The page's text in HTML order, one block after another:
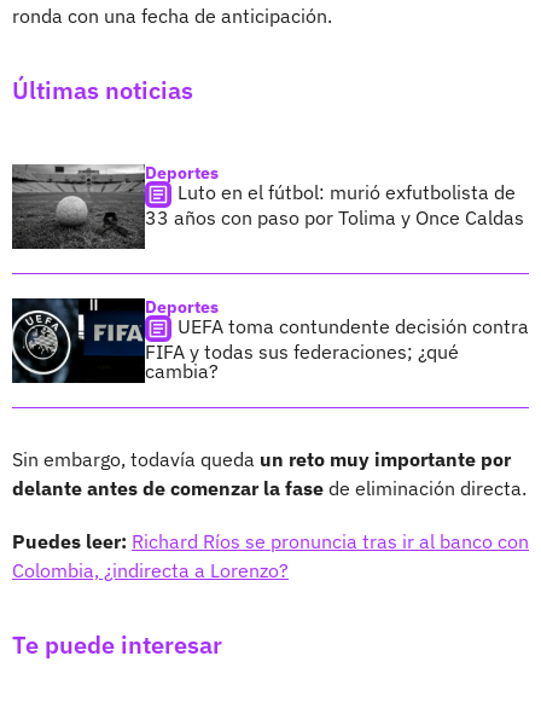
ronda con una fecha de anticipación.
Últimas noticias
Deportes
Luto en el fútbol: murió exfutbolista de
33 años con paso por Tolima y Once Caldas
Deportes
UEFA toma contundente decisión contra
FIFA y todas sus federaciones; ¿qué
cambia?
Sin embargo, todavía queda un reto muy importante por
delante antes de comenzar la fase de eliminación directa.
Puedes leer: Richard Ríos se pronuncia tras ir al banco con
Colombia, ¿indirecta a Lorenzo?
Te puede interesar